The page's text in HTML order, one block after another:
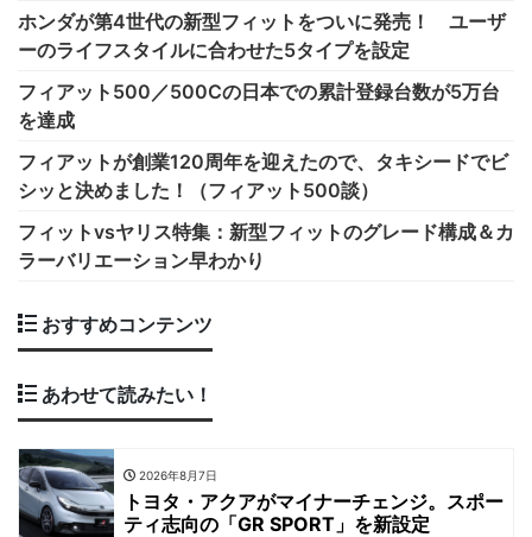
ホンダが第4世代の新型フィットをついに発売！ ユーザ
ーのライフスタイルに合わせた5タイプを設定
フィアット500／500Cの日本での累計登録台数が5万台
を達成
フィアットが創業120周年を迎えたので、タキシードでビ
シッと決めました！（フィアット500談）
フィットvsヤリス特集：新型フィットのグレード構成＆カ
ラーバリエーション早わかり
おすすめコンテンツ
あわせて読みたい！
2026年8月7日
トヨタ・アクアがマイナーチェンジ。スポー
ティ志向の「GR SPORT」を新設定